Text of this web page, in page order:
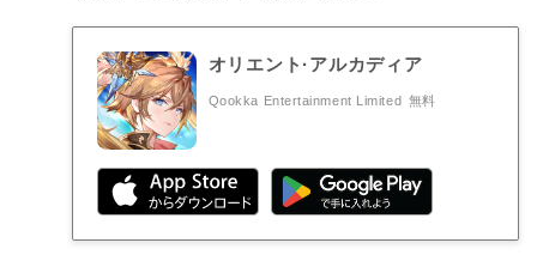
オリエント·アルカディア
Qookka Entertainment Limited 無料